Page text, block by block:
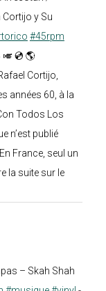
y Su
#45rpm
💿 🌎
Cortijo,
années 60, à la
Todos Los
n’est publié
France, seul un
la suite sur le
– Skah Shah